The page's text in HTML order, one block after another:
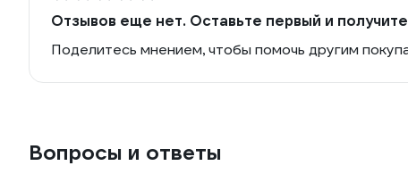
Отзывов еще нет. Оставьте первый и
Поделитесь мнением, чтобы помочь другим
Вопросы и ответы